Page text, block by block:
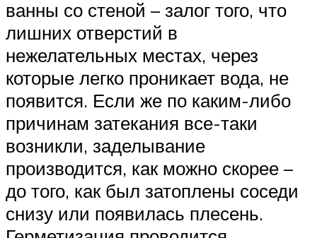
ванны со стеной – залог того, что
лишних отверстий в
нежелательных местах, через
которые легко проникает вода, не
появится. Если же по каким-либо
причинам затекания все-таки
возникли, заделывание
производится, как можно скорее –
до того, как был затоплены соседи
снизу или появилась плесень.